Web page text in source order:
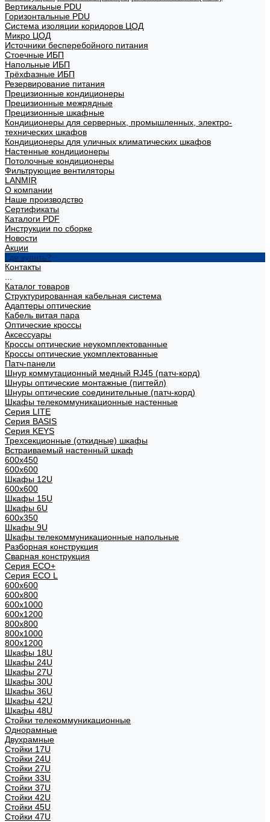
Вертикальные PDU
Горизонтальные PDU
Система изоляции коридоров ЦОД
Микро ЦОД
Источники бесперебойного питания
Стоечные ИБП
Напольные ИБП
Трёхфазные ИБП
Резервирование питания
Прецизионные кондиционеры
Прецизионные межрядные
Прецизионные шкафные
Кондиционеры для серверных, промышленных, электро-
технических шкафов
Кондиционеры для уличных климатических шкафов
Настенные кондиционеры
Потолочные кондиционеры
Фильтрующие вентиляторы
LANMIR
О компании
Наше производство
Сертификаты
Каталоги PDF
Инструкции по сборке
Новости
Акции
Где купить?
Контакты
Каталог товаров
Структурированная кабельная система
Адаптеры оптические
Кабель витая пара
Оптические кроссы
Аксессуары
Кроссы оптические неукомплектованные
Кроссы оптические укомплектованные
Патч-панели
Шнур коммутационный медный RJ45 (патч-корд)
Шнуры оптические монтажные (пигтейл)
Шнуры оптические соединительные (патч-корд)
Шкафы телекоммуникационные настенные
Cерия LITE
Cерия BASIS
Cерия KEYS
Трехсекционные (откидные) шкафы
Встраиваемый настенный шкаф
600x450
600x600
Шкафы 12U
600x600
Шкафы 15U
Шкафы 6U
600x350
Шкафы 9U
Шкафы телекоммуникационные напольные
Разборная конструкция
Сварная конструкция
Серия ECO+
Серия ECO L
600x600
600x800
600х1000
600х1200
800x800
800х1000
800х1200
Шкафы 18U
Шкафы 24U
Шкафы 27U
Шкафы 30U
Шкафы 36U
Шкафы 42U
Шкафы 48U
Стойки телекоммуникационные
Однорамные
Двухрамные
Стойки 17U
Стойки 24U
Стойки 27U
Стойки 33U
Стойки 37U
Стойки 42U
Стойки 45U
Стойки 47U